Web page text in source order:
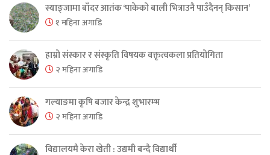
स्याङ्जामा बाँदर आतंक ‘पाकेको बाली भित्राउनै पाउँदैनन् किसान’
१ महिना अगाडि
हाम्रो संस्कार र संस्कृति विषयक वक्तृत्वकला प्रतियोगिता
२ महिना अगाडि
गल्याङमा कृषि बजार केन्द्र शुभारम्भ
२ महिना अगाडि
विद्यालयमै केरा खेती : उद्यमी बन्दै विद्यार्थी